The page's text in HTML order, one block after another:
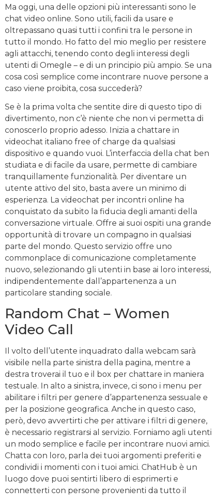
Ma oggi, una delle opzioni più interessanti sono le
chat video online. Sono utili, facili da usare e
oltrepassano quasi tutti i confini tra le persone in
tutto il mondo. Ho fatto del mio meglio per resistere
agli attacchi, tenendo conto degli interessi degli
utenti di Omegle – e di un principio più ampio. Se una
cosa così semplice come incontrare nuove persone a
caso viene proibita, cosa succederà?
Se è la prima volta che sentite dire di questo tipo di
divertimento, non c’è niente che non vi permetta di
conoscerlo proprio adesso. Inizia a chattare in
videochat italiano free of charge da qualsiasi
dispositivo e quando vuoi. L’interfaccia della chat ben
studiata e di facile da usare, permette di cambiare
tranquillamente funzionalità. Per diventare un
utente attivo del sito, basta avere un minimo di
esperienza. La videochat per incontri online ha
conquistato da subito la fiducia degli amanti della
conversazione virtuale. Offre ai suoi ospiti una grande
opportunità di trovare un compagno in qualsiasi
parte del mondo. Questo servizio offre uno
commonplace di comunicazione completamente
nuovo, selezionando gli utenti in base ai loro interessi,
indipendentemente dall’appartenenza a un
particolare standing sociale.
Random Chat – Women
Video Call
Il volto dell’utente inquadrato dalla webcam sarà
visibile nella parte sinistra della pagina, mentre a
destra troverai il tuo e il box per chattare in maniera
testuale. In alto a sinistra, invece, ci sono i menu per
abilitare i filtri per genere d’appartenenza sessuale e
per la posizione geografica. Anche in questo caso,
però, devo avvertirti che per attivare i filtri di genere,
è necessario registrarsi al servizio. Forniamo agli utenti
un modo semplice e facile per incontrare nuovi amici.
Chatta con loro, parla dei tuoi argomenti preferiti e
condividi i momenti con i tuoi amici. ChatHub è un
luogo dove puoi sentirti libero di esprimerti e
connetterti con persone provenienti da tutto il